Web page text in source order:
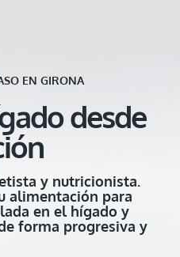
EN GIRONA
desde
y nutricionista.
alimentación para
en el hígado y
forma progresiva y